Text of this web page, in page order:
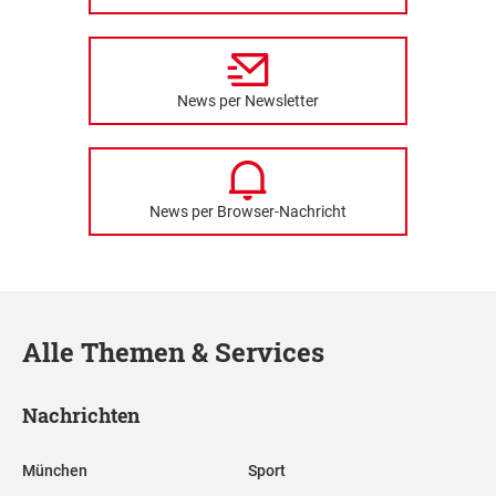
News per Newsletter
News per Browser-Nachricht
Alle Themen & Services
Nachrichten
München Sport